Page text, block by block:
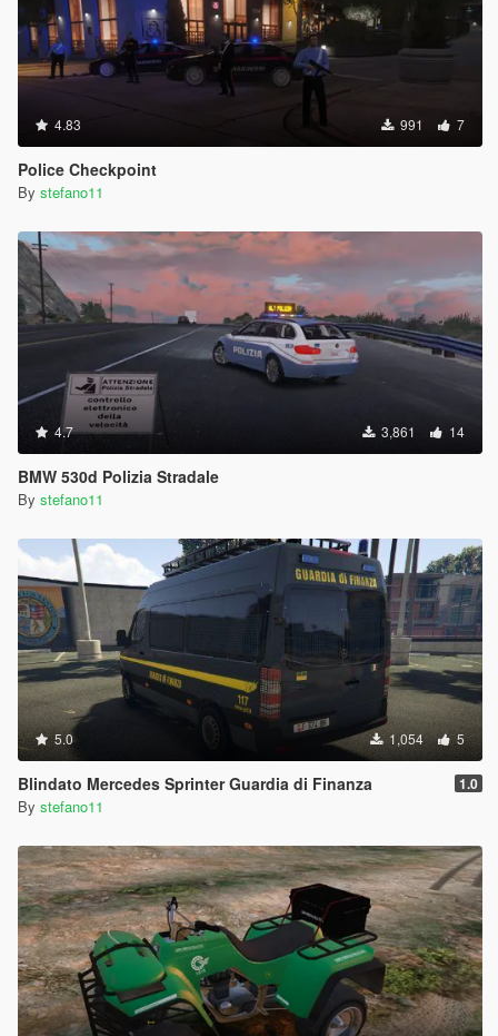
4.83 991 7
Police Checkpoint
By stefano11
4.7 3,861 14
BMW 530d Polizia Stradale
By stefano11
5.0 1,054 5
Blindato Mercedes Sprinter Guardia di Finanza 1.0
By stefano11